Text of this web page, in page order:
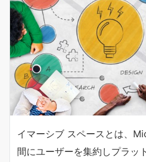
イマーシブ スペースとは、
間にユーザーを集約しプラッ